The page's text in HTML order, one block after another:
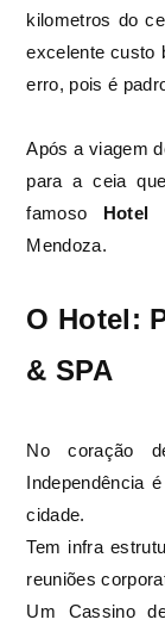
kilometros do
excelente custo
erro, pois é
Após a viagem
para a ceia
famoso Hotel
Mendoza.
O Hotel:
& SPA
No coração
Independência
cidade.
Tem infra
reuniões
Um Cassino